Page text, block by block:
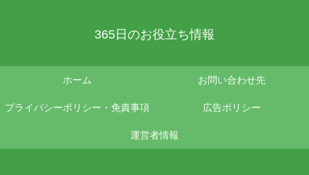
365日のお役立ち情報
ホーム お問い合わせ先
プライバシーポリシー・免責事項 広告ポリシー
運営者情報